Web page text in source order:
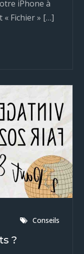
iPhone à
« Fichier » […]
Conseils
?